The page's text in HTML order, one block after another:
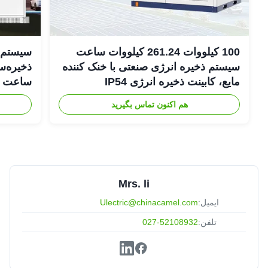
100 کیلووات 261.24 کیلووات ساعت
سیستم ذخیره انرژی صنعتی با خنک کننده
مایع، کابینت ذخیره انرژی IP54
هم اکنون تماس بگیرید
DC
Mrs. li
ایمیل:Ulectric@chinacamel.com
تلفن:027-52108932